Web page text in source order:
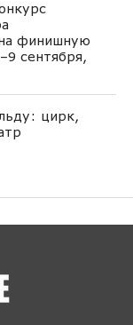
финишную
сентября,
цирк,